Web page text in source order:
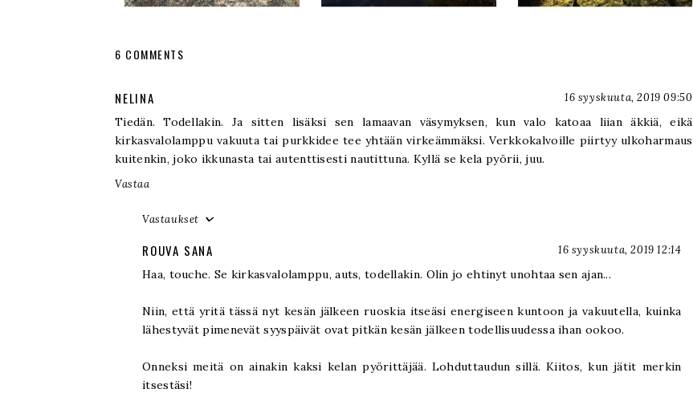
6 COMMENTS
NELINA 16 syyskuuta, 2019 09:50
Tiedän. Todellakin. Ja sitten lisäksi sen lamaavan väsymyksen, kun valo katoaa liian äkkiä, eikä
kirkasvalolamppu vakuuta tai purkkidee tee yhtään virkeämmäksi. Verkkokalvoille piirtyy ulkoharmaus
kuitenkin, joko ikkunasta tai autenttisesti nautittuna. Kyllä se kela pyörii, juu.
Vastaa
Vastaukset
ROUVA SANA 16 syyskuuta, 2019 12:14
Haa, touche. Se kirkasvalolamppu, auts, todellakin. Olin jo ehtinyt unohtaa sen ajan...
Niin, että yritä tässä nyt kesän jälkeen ruoskia itseäsi energiseen kuntoon ja vakuutella, kuinka
lähestyvät pimenevät syyspäivät ovat pitkän kesän jälkeen todellisuudessa ihan ookoo.
Onneksi meitä on ainakin kaksi kelan pyörittäjää. Lohduttaudun sillä. Kiitos, kun jätit merkin
itsestäsi!